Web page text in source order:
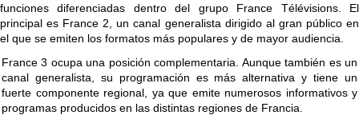
funciones diferenciadas dentro del grupo France Télévisions. El
principal es France 2, un canal generalista dirigido al gran público en
el que se emiten los formatos más populares y de mayor audiencia.
France 3 ocupa una posición complementaria. Aunque también es un
canal generalista, su programación es más alternativa y tiene un
fuerte componente regional, ya que emite numerosos informativos y
programas producidos en las distintas regiones de Francia.